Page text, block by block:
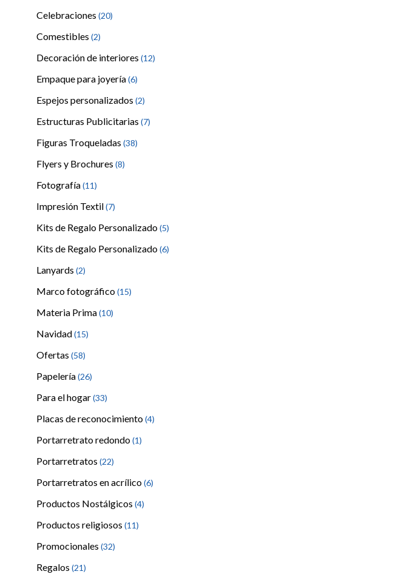
Celebraciones (20)
Comestibles (2)
Decoración de interiores (12)
Empaque para joyería(6)
Espejos personalizados (2)
Estructuras Publicitarias (7)
Figuras Troqueladas (38)
Flyers y Brochures (8)
Fotografía(11)
Impresión Textil(7)
Kits de Regalo Personalizado(5)
Kits de Regalo Personalizado(6)
Lanyards (2)
Marco fotográfico(15)
Materia Prima(10)
Navidad(15)
Ofertas (58)
Papelería(26)
Para el hogar(33)
Placas de reconocimiento(4)
Portarretrato redondo(1)
Portarretratos (22)
Portarretratos en acrílico(6)
Productos Nostálgicos (4)
Productos religiosos (11)
Promocionales (32)
Regalos (21)